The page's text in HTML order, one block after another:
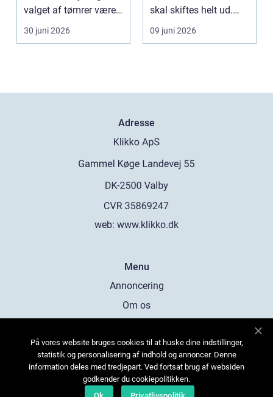
valget af tømrer være
afgøren...
30 juni 2026
skal skiftes helt ud.
Svaret er of...
09 juni 2026
Adresse
web: www.klikko.dk
Menu
Annoncering
Om os
Kontakt os
Sitemap
På vores website bruges cookies til at huske dine indstillinger,
statistik og personalisering af indhold og annoncer. Denne
information deles med tredjepart. Ved fortsat brug af websiden
godkender du cookiepolitikken.